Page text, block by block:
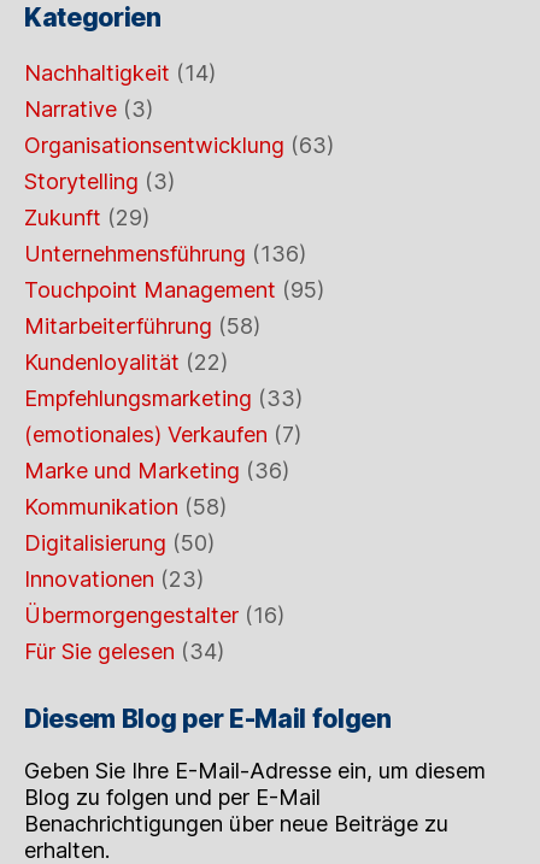
Kategorien
Nachhaltigkeit (14)
Narrative (3)
Organisationsentwicklung (63)
Storytelling (3)
Zukunft (29)
Unternehmensführung (136)
Touchpoint Management (95)
Mitarbeiterführung (58)
Kundenloyalität (22)
Empfehlungsmarketing (33)
(emotionales) Verkaufen (7)
Marke und Marketing (36)
Kommunikation (58)
Digitalisierung (50)
Innovationen (23)
Übermorgengestalter (16)
Für Sie gelesen (34)
Diesem Blog per E-Mail folgen
Geben Sie Ihre E-Mail-Adresse ein, um diesem
Blog zu folgen und per E-Mail
Benachrichtigungen über neue Beiträge zu
erhalten.